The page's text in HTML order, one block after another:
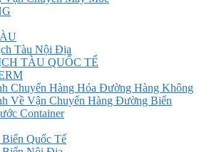
Tàu Nội Địa
TÀU QUỐC TẾ
Chuyển Hàng Hóa Đường Hàng Không
Về Vận Chuyển Hàng Đường Biển
Container
Quốc Tế